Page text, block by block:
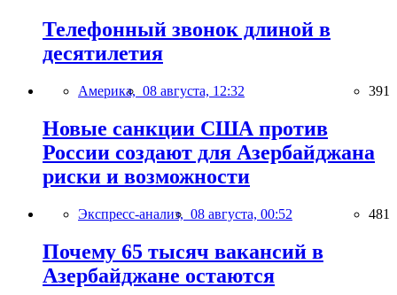
Телефонный звонок длиной в
десятилетия
Америка, 08 августа, 12:32 391
Новые санкции США против
России создают для Азербайджана
риски и возможности
Экспресс-анализ, 08 августа, 00:52 481
Почему 65 тысяч вакансий в
Азербайджане остаются